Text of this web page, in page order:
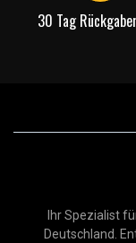
30 Tag
Ihr Spezialist
Deutschland.